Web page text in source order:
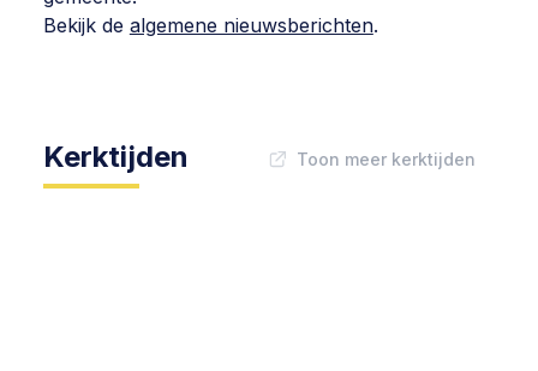
Bekijk de algemene nieuwsberichten.
Kerktijden Toon meer kerktijden